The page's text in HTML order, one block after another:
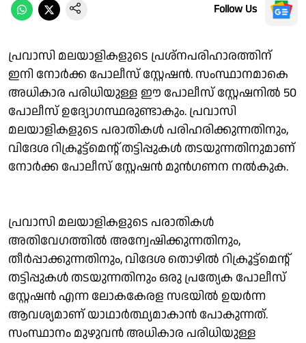
Follow Us
പ്രവാസി മലയാളികളുടെ പ്രശ്‌നപരിഹാരത്തിന്
ഇനി നോര്‍ക്ക പോലീസ് സ്റ്റേഷന്‍. സംസ്ഥാനമാകെ
അധികാര പരിധിയുള്ള ഈ പോലീസ് സ്റ്റേഷനില്‍ 50
പോലീസ് ഉദ്യോഗസ്ഥരുണ്ടാകും. പ്രവാസി
മലയാളികളുടെ പരാതികള്‍ പരിഹരിക്കുന്നതിനും,
വിദേശ റിക്രൂട്ട്‌മെന്റ് തട്ടിപ്പുകള്‍ തടയുന്നതിനുമാണ്
നോര്‍ക്ക പോലീസ് സ്റ്റേഷന്‍ മുന്‍ഗണന നല്‍കുക.
പ്രവാസി മലയാളികളുടെ പരാതികള്‍
അതിവേഗത്തില്‍ അന്വേഷിക്കുന്നതിനും,
തീര്‍പ്പാക്കുന്നതിനും, വിദേശ തൊഴില്‍ റിക്രൂട്ട്‌മെന്റ്
തട്ടിപ്പുകള്‍ തടയുന്നതിനും ഒരു പ്രത്യേക പോലീസ്
സ്റ്റേഷന്‍ എന്ന ലോകകേരള സഭയില്‍ ഉയര്‍ന്ന
ആവശ്യമാണ് യാഥാര്‍ത്ഥ്യമാകാന്‍ പോകുന്നത്.
സംസ്ഥാനം മുഴുവന്‍ അധികാര പരിധിയുള്ള